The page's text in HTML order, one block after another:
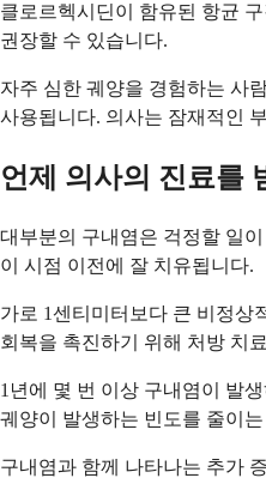
클로르헥시딘이 함유된 항균
권장할 수 있습니다.
자주 심한 궤양을 경험하는 사
사용됩니다. 의사는 잠재적인
언제 의사의 진료를
대부분의 구내염은 걱정할 일
이 시점 이전에 잘 치유됩니다.
가로 1센티미터보다 큰 비정상
회복을 촉진하기 위해 처방 치
1년에 몇 번 이상 구내염이 발
궤양이 발생하는 빈도를 줄이
구내염과 함께 나타나는 추가